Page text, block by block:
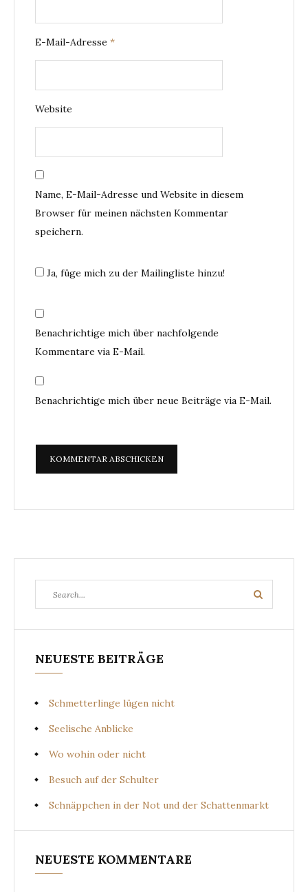
E-Mail-Adresse *
Website
Name, E-Mail-Adresse und Website in diesem
Browser für meinen nächsten Kommentar
speichern.
Ja, füge mich zu der Mailingliste hinzu!
Benachrichtige mich über nachfolgende
Kommentare via E-Mail.
Benachrichtige mich über neue Beiträge via E-Mail.
for:
Search
NEUESTE BEITRÄGE
Schmetterlinge lügen nicht
Seelische Anblicke
Wo wohin oder nicht
Besuch auf der Schulter
Schnäppchen in der Not und der Schattenmarkt
NEUESTE KOMMENTARE